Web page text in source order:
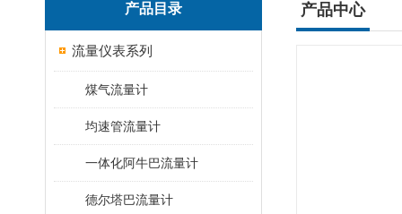
产品目录
流量仪表系列
煤气流量计
均速管流量计
一体化阿牛巴流量计
德尔塔巴流量计
产品中心